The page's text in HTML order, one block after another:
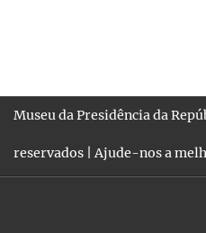
Museu da Presidência da
reservados |Ajude-nos a